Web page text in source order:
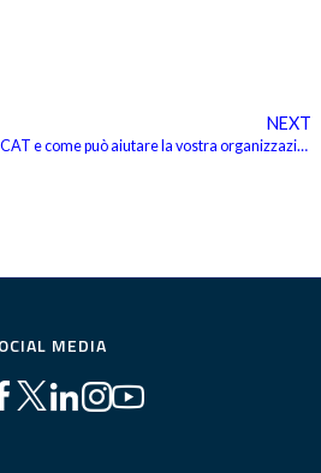
NEXT
Che cos’è uno strumento CAT e come può aiutare la vostra organizzazione?
MEDIA